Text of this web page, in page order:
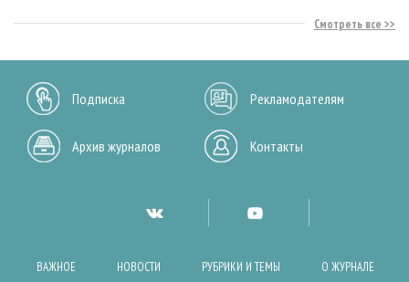
Смотреть все
Подписка Рекламодателям
Архив журналов Контакты
ВАЖНОЕ НОВОСТИ РУБРИКИ И ТЕМЫ О ЖУРНАЛЕ